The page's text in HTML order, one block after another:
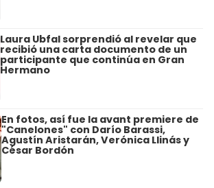
Laura Ubfal sorprendió al revelar que
recibió una carta documento de un
participante que continúa en Gran
Hermano
En fotos, así fue la avant premiere de
"Canelones" con Darío Barassi,
Agustín Aristarán, Verónica Llinás y
César Bordón